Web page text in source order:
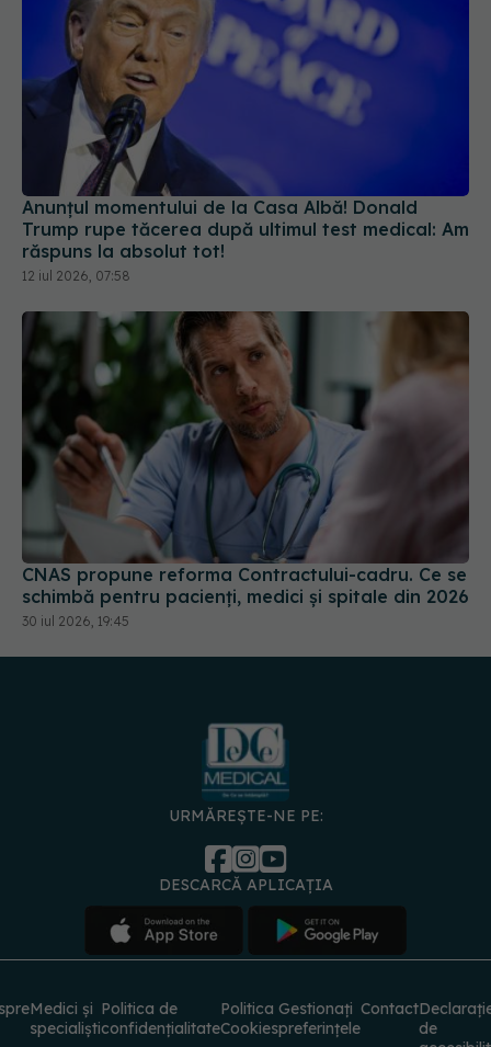
Anunțul momentului de la Casa Albă! Donald
Trump rupe tăcerea după ultimul test medical: Am
răspuns la absolut tot!
12 iul 2026, 07:58
CNAS propune reforma Contractului-cadru. Ce se
schimbă pentru pacienți, medici și spitale din 2026
30 iul 2026, 19:45
URMĂREȘTE-NE PE:
DESCARCĂ APLICAȚIA
Medici și
specialiști
Politica de
confidențialitate
Politica
Cookies
Gestionați
preferințele
Contact
de